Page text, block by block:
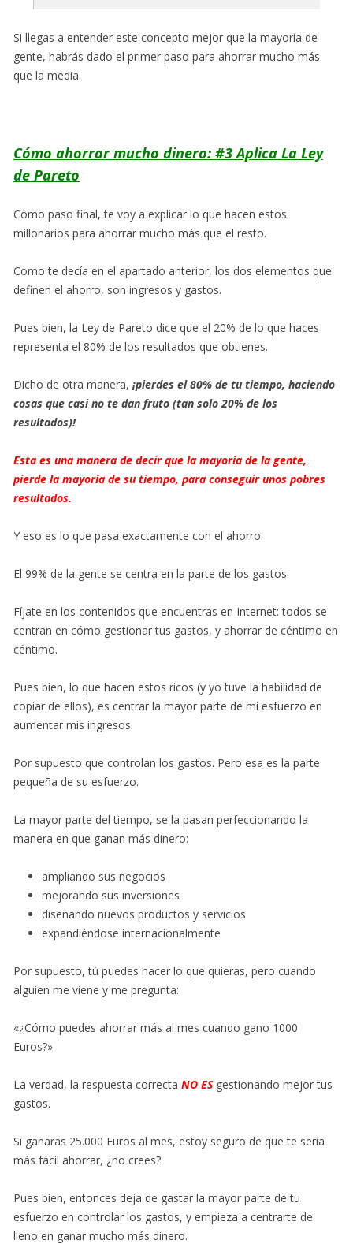
Si llegas a entender este concepto mejor que la mayoría de
gente, habrás dado el primer paso para ahorrar mucho más
que la media.
Cómo ahorrar mucho dinero: #3 Aplica La Ley
de Pareto
Cómo paso final, te voy a explicar lo que hacen estos
millonarios para ahorrar mucho más que el resto.
Como te decía en el apartado anterior, los dos elementos que
definen el ahorro, son ingresos y gastos.
Pues bien, la Ley de Pareto dice que el 20% de lo que haces
representa el 80% de los resultados que obtienes.
Dicho de otra manera, ¡pierdes el 80% de tu tiempo, haciendo
cosas que casi no te dan fruto (tan solo 20% de los
resultados)!
Esta es una manera de decir que la mayoría de la gente,
pierde la mayoría de su tiempo, para conseguir unos pobres
resultados.
Y eso es lo que pasa exactamente con el ahorro.
El 99% de la gente se centra en la parte de los gastos.
Fíjate en los contenidos que encuentras en Internet: todos se
centran en cómo gestionar tus gastos, y ahorrar de céntimo en
céntimo.
Pues bien, lo que hacen estos ricos (y yo tuve la habilidad de
copiar de ellos), es centrar la mayor parte de mi esfuerzo en
aumentar mis ingresos.
Por supuesto que controlan los gastos. Pero esa es la parte
pequeña de su esfuerzo.
La mayor parte del tiempo, se la pasan perfeccionando la
manera en que ganan más dinero:
ampliando sus negocios
mejorando sus inversiones
diseñando nuevos productos y servicios
expandiéndose internacionalmente
Por supuesto, tú puedes hacer lo que quieras, pero cuando
alguien me viene y me pregunta:
«¿Cómo puedes ahorrar más al mes cuando gano 1000
Euros?»
La verdad, la respuesta correcta NO ESgestionando mejor tus
gastos.
Si ganaras 25.000 Euros al mes, estoy seguro de que te sería
más fácil ahorrar, ¿no crees?.
Pues bien, entonces deja de gastar la mayor parte de tu
esfuerzo en controlar los gastos, y empieza a centrarte de
lleno en ganar mucho más dinero.